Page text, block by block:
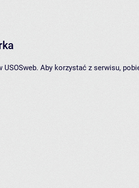
Aby korzystać z serwisu,